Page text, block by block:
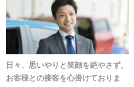
日々、思いやりと笑顔を絶やさず、
お客様との接客を心掛けておりま